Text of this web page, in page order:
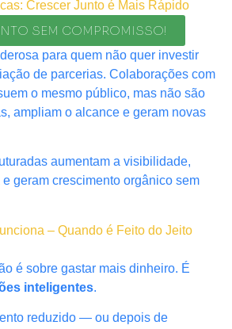
Crescer Junto é Mais Rápido
SEM COMPROMISSO!
para quem não quer investir
de parcerias. Colaborações com
o mesmo público, mas não são
ampliam o alcance e geram novas
aumentam a visibilidade,
geram crescimento orgânico sem
– Quando é Feito do Jeito
é sobre gastar mais dinheiro. É
inteligentes.
reduzido — ou depois de